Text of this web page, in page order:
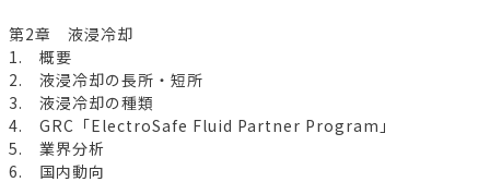
第2章 液浸冷却
1. 概要
2. 液浸冷却の長所・短所
3. 液浸冷却の種類
4. GRC「ElectroSafe Fluid Partner Program」
5. 業界分析
6. 国内動向